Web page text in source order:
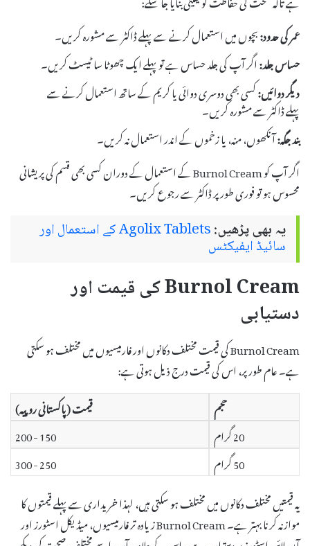
عمر کی حدود:بچوں میں استعمال کرنے سے پہلے ڈاکٹر سے مشورہ کریں۔
حساس جلد:اگر آپ کی جلد حساس ہے تو پہلے ایک چھوٹا سا ٹیسٹ کریں۔
دیگر دوائیں:کسی بھی دوسری دوائی یا کریم کے ساتھ استعمال کرنے سے
پہلے ڈاکٹر سے مشورہ کریں۔
بند جگہ:آنکھوں، منہ، یا زخموں کے اندر استعمال نہ کریں۔
اگر آپ کو Burnol Cream کے استعمال کے دوران کسی بھی قسم کی پریشانی
محسوس ہو تو فوری طور پر ڈاکٹر سے رجوع کریں۔
یہ بھی پڑھیں: Agolix Tablets کے استعمال اور
سائیڈ ایفیکٹس
Burnol Cream کی قیمت اور
دستیابی
Burnol Cream کی قیمت مختلف دکانوں اور فارمیسیوں میں مختلف ہو سکتی
ہے۔ عام طور پر، اس کی قیمت درج ذیل ہوتی ہے:
حجم
قیمت (پاکستانی روپیہ)
20 گرام
150 - 200
50 گرام
250 - 300
یہ قیمتیں مختلف دکانوں میں مختلف ہو سکتی ہیں، لہذا خریداری سے پہلے قیمتوں کا
موازنہ کرنا بہتر ہے۔ Burnol Cream زیادہ تر فارمیسیوں، میڈیکل اسٹورز اور